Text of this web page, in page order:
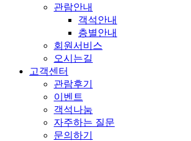
관람안내
객석안내
층별안내
회원서비스
오시는길
고객센터
관람후기
이벤트
객석나눔
자주하는 질문
문의하기